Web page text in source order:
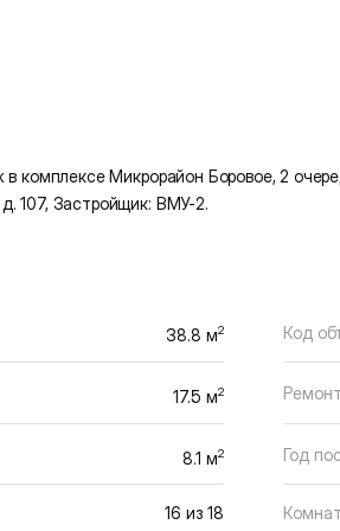
в комплексе Микрорайон Боровое, 2
107, Застройщик: ВМУ-2.
38.8 м2 Код
17.5 м2 Ремонт
8.1 м2 Год
16 из 18